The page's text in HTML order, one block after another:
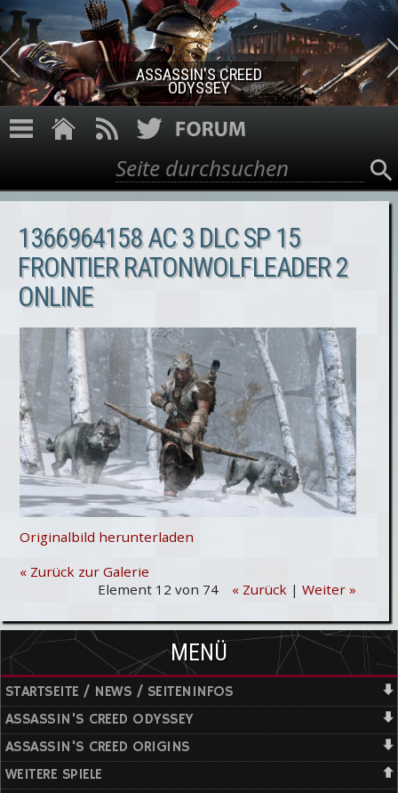
Direkt zum Inhalt
ASSASSIN'S CREED ROGUE
REMASTERED
Suchformular
Suche
1366964158 AC 3 DLC SP 15
FRONTIER RATONWOLFLEADER 2
ONLINE
Originalbild herunterladen
« Zurück zur Galerie
Element 12 von 74
« Zurück| Weiter »
MENÜ
STARTSEITE / NEWS / SEITENINFOS
ASSASSIN'S CREED ODYSSEY
ASSASSIN'S CREED ORIGINS
WEITERE SPIELE